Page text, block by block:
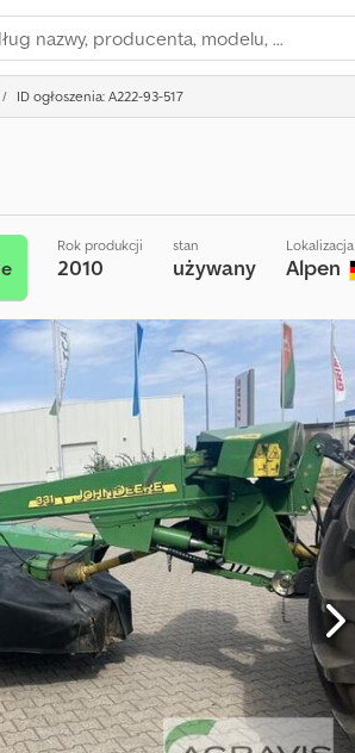
ID ogłoszenia: A222-93-517
Rok produkcji
2010
stan
używany
Lokalizacja
Alpen